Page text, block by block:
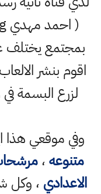
بمجتمع يختلف
اقوم بنشر
لزرع البسمة
وفي موقعي هذا
متنوعه،
الاعدادي ،